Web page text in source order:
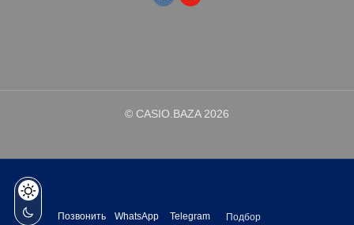
© CASIO.BAZA 2026
Позвонить WhatsApp Telegram
Подбор